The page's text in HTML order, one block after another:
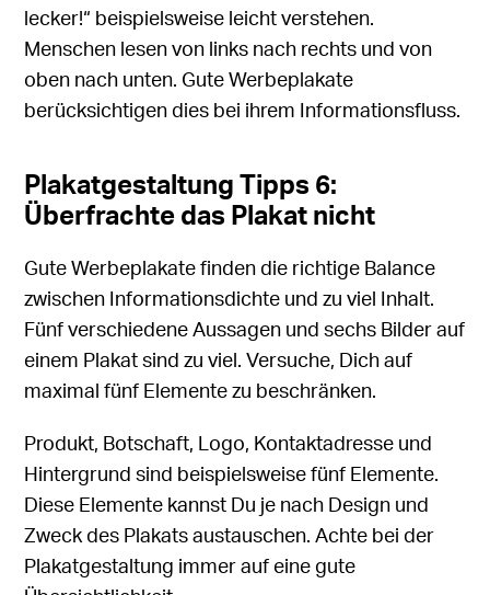
lecker!“ beispielsweise leicht verstehen.
Menschen lesen von links nach rechts und von
oben nach unten. Gute Werbeplakate
berücksichtigen dies bei ihrem Informationsfluss.
Plakatgestaltung Tipps 6:
Überfrachte das Plakat nicht
Gute Werbeplakate finden die richtige Balance
zwischen Informationsdichte und zu viel Inhalt.
Fünf verschiedene Aussagen und sechs Bilder auf
einem Plakat sind zu viel. Versuche, Dich auf
maximal fünf Elemente zu beschränken.
Produkt, Botschaft, Logo, Kontaktadresse und
Hintergrund sind beispielsweise fünf Elemente.
Diese Elemente kannst Du je nach Design und
Zweck des Plakats austauschen. Achte bei der
Plakatgestaltung immer auf eine gute